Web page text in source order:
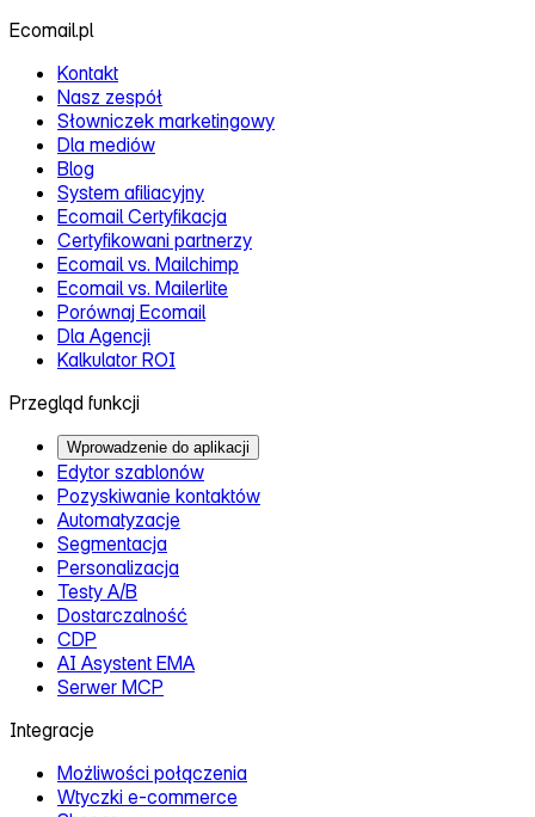
Ecomail.pl
Kontakt
Nasz zespół
Słowniczek marketingowy
Dla mediów
Blog
System afiliacyjny
Ecomail Certyfikacja
Certyfikowani partnerzy
Ecomail vs. Mailchimp
Ecomail vs. Mailerlite
Porównaj Ecomail
Dla Agencji
Kalkulator ROI
Przegląd funkcji
Wprowadzenie do aplikacji
Edytor szablonów
Pozyskiwanie kontaktów
Automatyzacje
Segmentacja
Personalizacja
Testy A/B
Dostarczalność
CDP
AI Asystent EMA
Serwer MCP
Integracje
Możliwości połączenia
Wtyczki e‑commerce